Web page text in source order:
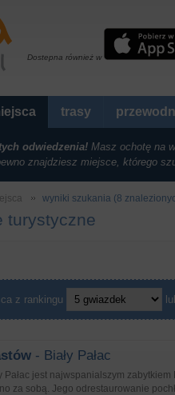
Dostepna również w
trasy
odwiedzenia! Masz ochotę na
znajdziesz miejsce, którego
wyniki szukania (8
turystyczne
z rankingu
- Biały Pałac
Pałac jest najwspanialszym
za sobą. Jego odrestaurowanie